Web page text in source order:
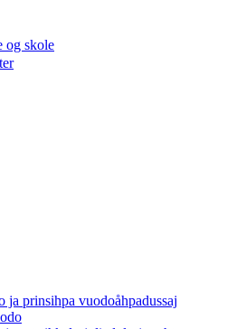
og skole
ja prinsihpa vuodoåhpadussaj